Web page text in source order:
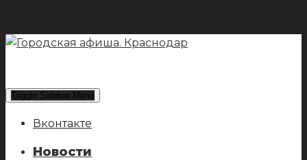
Toggle Sidebar Menu
Вконтакте
Новости